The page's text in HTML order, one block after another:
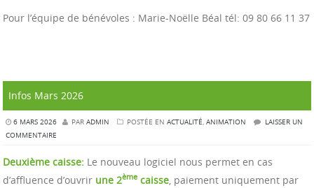
Pour l’équipe de bénévoles : Marie-Noëlle Béal tél: 09 80 66 11 37
Infos Mars 2026
6 MARS 2026 PAR ADMIN POSTÉE EN ACTUALITÉ, ANIMATION
LAISSER UN
COMMENTAIRE
Deuxième caisse: Le nouveau logiciel nous permet en cas
d’affluence d’ouvrir une 2ème caisse, paiement uniquement par